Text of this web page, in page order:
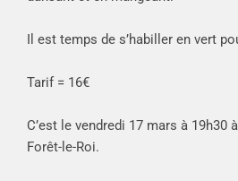
Il est temps de s’habiller en vert
Tarif = 16€
C’est le vendredi 17 mars à 19h30
Forêt-le-Roi.